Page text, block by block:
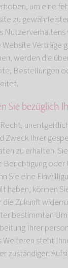
um eine
zu
Verträge
werden die
Bestellungen
Sie bezüglich
Zweck Ihrer
zu erhalten.
Berichtigung oder
Sie eine
haben, können
Zukunft
bestimmten
Ihrer
Weiteren steht
zuständigen